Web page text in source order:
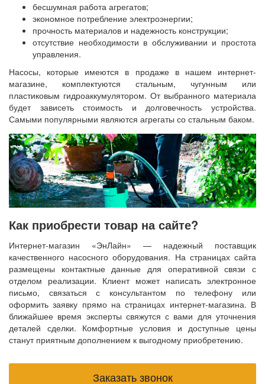
бесшумная работа агрегатов;
экономное потребление электроэнергии;
прочность материалов и надежность конструкции;
отсутствие необходимости в обслуживании и простота
управления.
Насосы, которые имеются в продаже в нашем интернет-
магазине, комплектуются стальным, чугунным или
пластиковым гидроаккумулятором. От выбранного материала
будет зависеть стоимость и долговечность устройства.
Самыми популярными являются агрегаты со стальным баком.
Как приобрести товар на сайте?
Интернет-магазин «ЭнЛайн» — надежный поставщик
качественного насосного оборудования. На страницах сайта
размещены контактные данные для оперативной связи с
отделом реализации. Клиент может написать электронное
письмо, связаться с консультантом по телефону или
оформить заявку прямо на страницах интернет-магазина. В
ближайшее время эксперты свяжутся с вами для уточнения
деталей сделки. Комфортные условия и доступные цены
станут приятным дополнением к выгодному приобретению.
Заказать звонок